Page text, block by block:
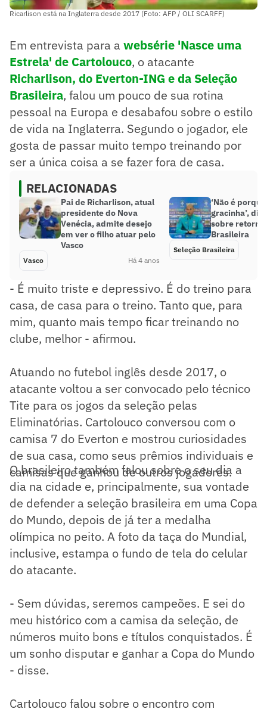
Ricarlison está na Inglaterra desde 2017 (Foto: AFP / OLI SCARFF)
Em entrevista para a websérie 'Nasce uma
Estrela' de Cartolouco, o atacante
Richarlison, do Everton-ING e da Seleção
Brasileira, falou um pouco de sua rotina
pessoal na Europa e desabafou sobre o estilo
de vida na Inglaterra. Segundo o jogador, ele
gosta de passar muito tempo treinando por
ser a única coisa a se fazer fora de casa.
RELACIONADAS
Pai de Richarlison, atual
presidente do Nova
Venécia, admite desejo
em ver o filho atuar pelo
Vasco
Vasco Há 4 anos
‘Não é
gracinha’, diz
sobre retorno
Brasileira
Seleção Brasileira
- É muito triste e depressivo. É do treino para
casa, de casa para o treino. Tanto que, para
mim, quanto mais tempo ficar treinando no
clube, melhor - afirmou.
Atuando no futebol inglês desde 2017, o
atacante voltou a ser convocado pelo técnico
Tite para os jogos da seleção pelas
Eliminatórias. Cartolouco conversou com o
camisa 7 do Everton e mostrou curiosidades
de sua casa, como seus prêmios individuais e
camisas que ganhou de outros jogadores.
O brasileiro também falou sobre o seu dia a
dia na cidade e, principalmente, sua vontade
de defender a seleção brasileira em uma Copa
do Mundo, depois de já ter a medalha
olímpica no peito. A foto da taça do Mundial,
inclusive, estampa o fundo de tela do celular
do atacante.
- Sem dúvidas, seremos campeões. E sei do
meu histórico com a camisa da seleção, de
números muito bons e títulos conquistados. É
um sonho disputar e ganhar a Copa do Mundo
- disse.
Cartolouco falou sobre o encontro com